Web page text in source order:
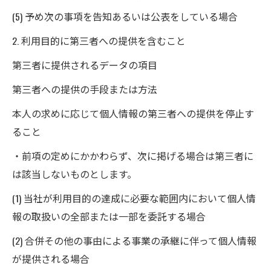
(5) 予め次の事項を告知あるいは公表をしている場合
2. 利用目的に第三者への提供を含むこと
第三者に提供されるデータの項目
第三者への提供の手段または方法
本人の求めに応じて個人情報の第三者への提供を停止す
ること
・前項の定めにかかわらず、次に掲げる場合は第三者に
は該当しないものとします。
(1) 当社が利用目的の達成に必要な範囲内において個人情
報の取扱いの全部または一部を委託する場合
(2) 合併その他の事由による事業の承継に伴って個人情報
が提供される場合